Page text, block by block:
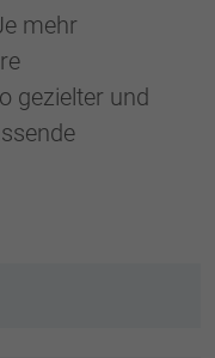
mehr
gezielter und
Consent-
eine zufällig